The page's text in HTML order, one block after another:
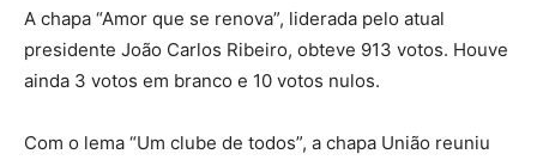
A chapa “Amor que se renova”, liderada pelo atual
presidente João Carlos Ribeiro, obteve 913 votos. Houve
ainda 3 votos em branco e 10 votos nulos.
Com o lema “Um clube de todos”, a chapa União reuniu